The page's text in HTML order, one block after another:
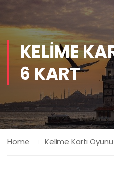
KELIME
6 KART
Home Kelime Kartı